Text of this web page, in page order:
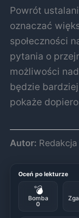
Powrót
oznaczać
społeczności
pytania o
możliwości
będzie
pokaże
Autor:
Oceń po lekturze
💣
Bomba
0